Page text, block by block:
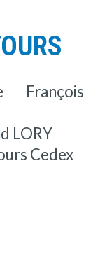
François
LORY
Cedex